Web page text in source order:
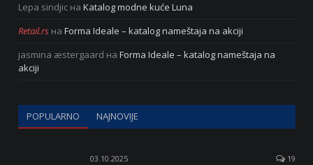
Lepa sindjic на Katalog modne kuće Luna
Retail.rs на Forma Ideale – katalog nameštaja na akciji
jasmina æstergaard на Forma Ideale – katalog nameštaja na
akciji
POPULARNO NAJNOVIJE
03.10.2025 19